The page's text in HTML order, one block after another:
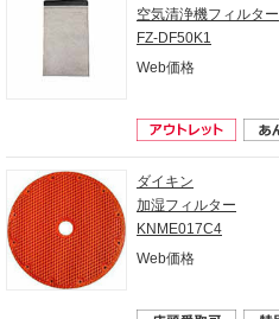
空気清浄機フィルター
FZ-DF50K1
Web価格
ダイキン
加湿フィルター
KNME017C4
Web価格